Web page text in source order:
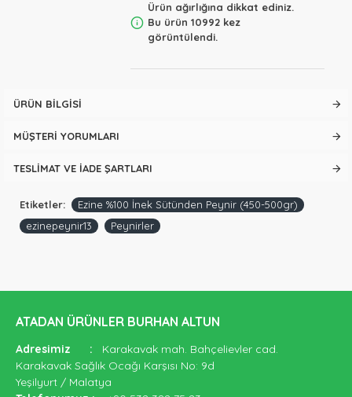
Ürün ağırlığına dikkat ediniz.
Bu ürün 10992 kez
görüntülendi.
ÜRÜN BILGISI
MÜŞTERI YORUMLARI
TESLIMAT VE İADE ŞARTLARI
Etiketler:
Ezine %100 İnek Sütünden Peynir (450-500gr)
ezinepeynir13
Peynirler
ATADAN ÜRÜNLER BURHAN ALTUN
Adresimiz :
Karakavak mah. Bahçelievler cad.
Karakavak Sağlık Ocağı Karşısı No: 9d
Yeşilyurt / Malatya